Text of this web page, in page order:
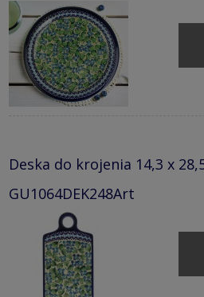
Deska do krojenia 14,3 x
GU1064DEK248Art